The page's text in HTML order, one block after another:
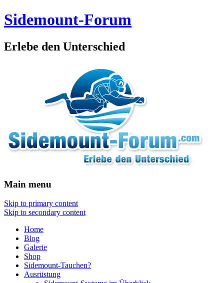
Sidemount-Forum
Erlebe den Unterschied
Main menu
Skip to primary content
Skip to secondary content
Home
Blog
Galerie
Shop
Sidemount-Tauchen?
Ausrüstung